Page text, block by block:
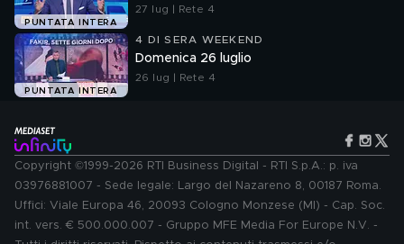
PUNTATA INTERA
27 lug | Rete 4
PUNTATA INTERA
4 DI SERA WEEKEND
Domenica 26 luglio
26 lug | Rete 4
Copyright ©1999-2026 RTI Business Digital - RTI S.p.A.: p. iva
03976881007 - Sede legale: Largo del Nazareno 8, 00187 Roma.
Uffici: Viale Europa 46, 20093 Cologno Monzese (MI) - Cap. Soc.
int. vers. € 500.000.007 - Gruppo MFE Media For Europe N.V. -